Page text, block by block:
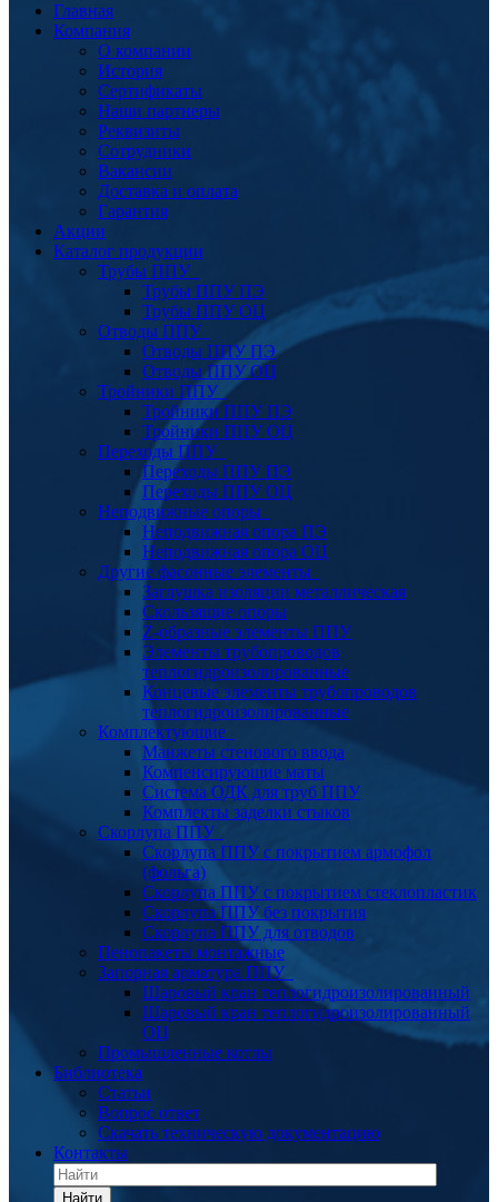
Главная
Компания
О компании
История
Сертификаты
Наши партнеры
Реквизиты
Сотрудники
Вакансии
Доставка и оплата
Гарантия
Акции
Каталог продукции
Трубы ППУ
Трубы ППУ ПЭ
Трубы ППУ ОЦ
Отводы ППУ
Отводы ППУ ПЭ
Отводы ППУ ОЦ
Тройники ППУ
Тройники ППУ ПЭ
Тройники ППУ ОЦ
Переходы ППУ
Переходы ППУ ПЭ
Переходы ППУ ОЦ
Неподвижные опоры
Неподвижная опора ПЭ
Неподвижная опора ОЦ
Другие фасонные элементы
Заглушка изоляции металлическая
Скользящие опоры
Z-образные элементы ППУ
Элементы трубопроводов
теплогидроизолированные
Концевые элементы трубопроводов
теплогидроизолированные
Комплектующие
Манжеты стенового ввода
Компенсирующие маты
Система ОДК для труб ППУ
Комплекты заделки стыков
Скорлупа ППУ
Скорлупа ППУ с покрытием армофол
(фольга)
Скорлупа ППУ с покрытием стеклопластик
Скорлупа ППУ без покрытия
Скорлупа ППУ для отводов
Пенопакеты монтажные
Запорная арматура ППУ
Шаровый кран теплогидроизолированный
Шаровый кран теплогидроизолированный
ОЦ
Промышленные котлы
Библиотека
Статьи
Вопрос ответ
Скачать техническую документацию
Контакты
Найти